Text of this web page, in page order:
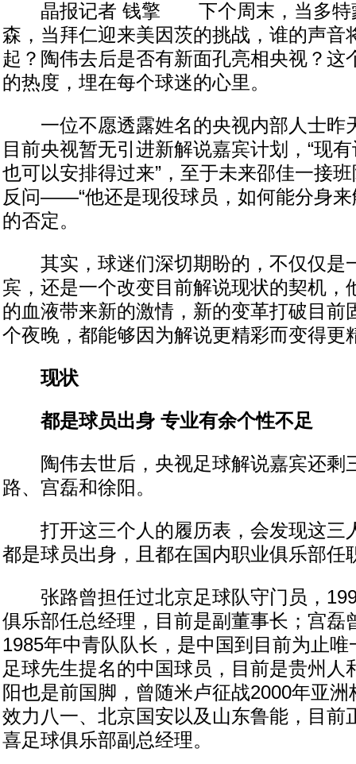
晶报记者 钱擎 下个周末，当多特
森，当拜仁迎来美因茨的挑战，谁的声音
起？陶伟去后是否有新面孔亮相央视？这
的热度，埋在每个球迷的心里。
一位不愿透露姓名的央视内部人士昨
目前央视暂无引进新解说嘉宾计划，“现
也可以安排得过来”，至于未来邵佳一接
反问——“他还是现役球员，如何能分身来
的否定。
其实，球迷们深切期盼的，不仅仅是
宾，还是一个改变目前解说现状的契机，
的血液带来新的激情，新的变革打破目前
个夜晚，都能够因为解说更精彩而变得更
现状
都是球员出身 专业有余个性不足
陶伟去世后，央视足球解说嘉宾还
路、宫磊和徐阳。
打开这三个人的履历表，会发现这三
都是球员出身，且都在国内职业俱乐部任
张路曾担任过北京足球队守门员，
俱乐部任总经理，目前是副董事长；宫磊
1985年中青队队长，是中国到目前为止
足球先生提名的中国球员，目前是贵州人
阳也是前国脚，曾随米卢征战2000年亚
效力八一、北京国安以及山东鲁能，目前
喜足球俱乐部副总经理。